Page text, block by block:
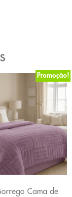
Promoção!
Cama de